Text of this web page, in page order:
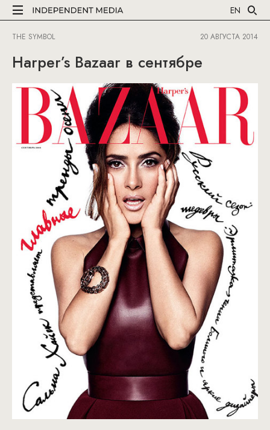
EN
THE SYMBOL 20 АВГУСТА 2014
Harper’s Bazaar в сентябре